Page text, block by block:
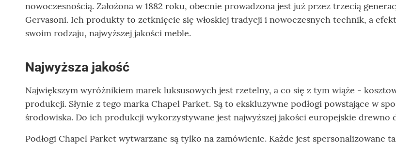
nowoczesnością. Założona w 1882 roku, obecnie prowadzona jest już przez trzecią
Gervasoni. Ich produkty to zetknięcie się włoskiej tradycji i nowoczesnych technik, a
swoim rodzaju, najwyższej jakości meble.
Najwyższa jakość
Największym wyróżnikiem marek luksusowych jest rzetelny, a co się z tym wiąże -
produkcji. Słynie z tego marka Chapel Parket. Są to ekskluzywne podłogi powstające w
środowiska. Do ich produkcji wykorzystywane jest najwyższej jakości europejskie drewno
Podłogi Chapel Parket wytwarzane są tylko na zamówienie. Każde jest spersonalizowane